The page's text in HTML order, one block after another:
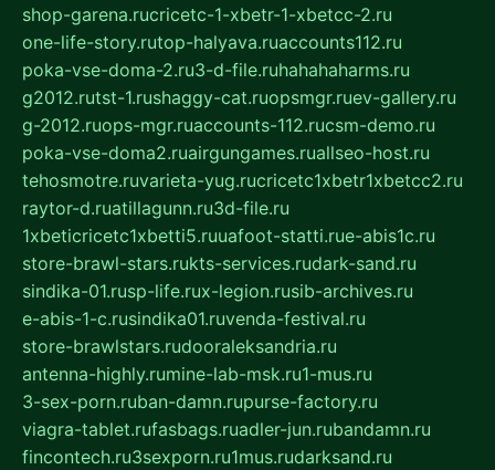
shop-garena.rucricetc-1-xbetr-1-xbetcc-2.ru
one-life-story.rutop-halyava.ruaccounts112.ru
poka-vse-doma-2.ru3-d-file.ruhahahaharms.ru
g2012.rutst-1.rushaggy-cat.ruopsmgr.ruev-gallery.ru
g-2012.ruops-mgr.ruaccounts-112.rucsm-demo.ru
poka-vse-doma2.ruairgungames.ruallseo-host.ru
tehosmotre.ruvarieta-yug.rucricetc1xbetr1xbetcc2.ru
raytor-d.ruatillagunn.ru3d-file.ru
1xbeticricetc1xbetti5.ruuafoot-statti.rue-abis1c.ru
store-brawl-stars.rukts-services.rudark-sand.ru
sindika-01.rusp-life.rux-legion.rusib-archives.ru
e-abis-1-c.rusindika01.ruvenda-festival.ru
store-brawlstars.rudooraleksandria.ru
antenna-highly.rumine-lab-msk.ru1-mus.ru
3-sex-porn.ruban-damn.rupurse-factory.ru
viagra-tablet.rufasbags.ruadler-jun.rubandamn.ru
fincontech.ru3sexporn.ru1mus.rudarksand.ru